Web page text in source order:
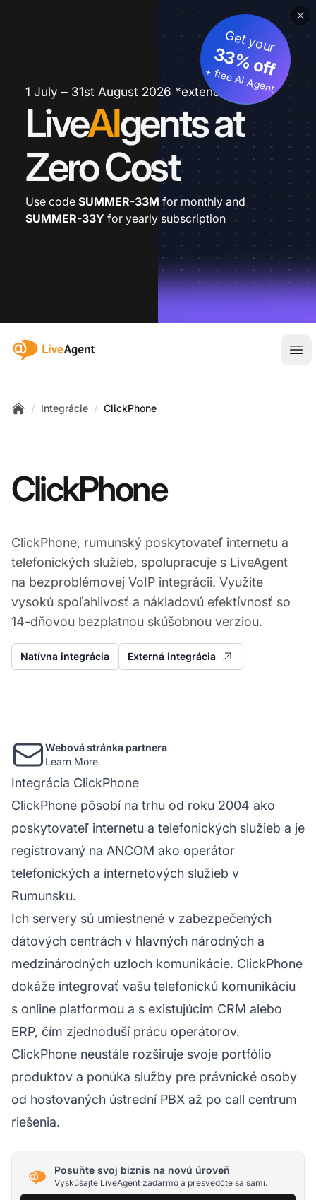
1 July – 31st August 2026 *extended
LiveAIgents at
Zero Cost
Get your
33% off
+ free AI Agent
Use code SUMMER-33M for monthly and
SUMMER-33Y for yearly subscription
:site.title
/ Integrácie / ClickPhone
ClickPhone
ClickPhone, rumunský poskytovateľ internetu a
telefonických služieb, spolupracuje s LiveAgent
na bezproblémovej VoIP integrácii. Využite
vysokú spoľahlivosť a nákladovú efektívnosť so
14-dňovou bezplatnou skúšobnou verziou.
Natívna integrácia Externá integrácia
Webová stránka partnera
Learn More
Integrácia ClickPhone
ClickPhone pôsobí na trhu od roku 2004 ako
poskytovateľ internetu a telefonických služieb a je
registrovaný na ANCOM ako operátor
telefonických a internetových služieb v
Rumunsku.
Ich servery sú umiestnené v zabezpečených
dátových centrách v hlavných národných a
medzinárodných uzloch komunikácie. ClickPhone
dokáže integrovať vašu telefonickú komunikáciu
s online platformou a s existujúcim CRM alebo
ERP, čím zjednoduší prácu operátorov.
ClickPhone neustále rozširuje svoje portfólio
produktov a ponúka služby pre právnické osoby
od hostovaných ústrední PBX až po call centrum
riešenia.
Posuňte svoj biznis na novú úroveň
Vyskúšajte LiveAgent zadarmo a presvedčte sa sami.